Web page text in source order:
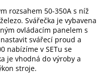
rozsahem 50-350A s níž
Svářečka je vybavena
ovládacím panelem s
svářecí proud a
nabízíme v SETu se
je vhodná do výroby a
stroje.